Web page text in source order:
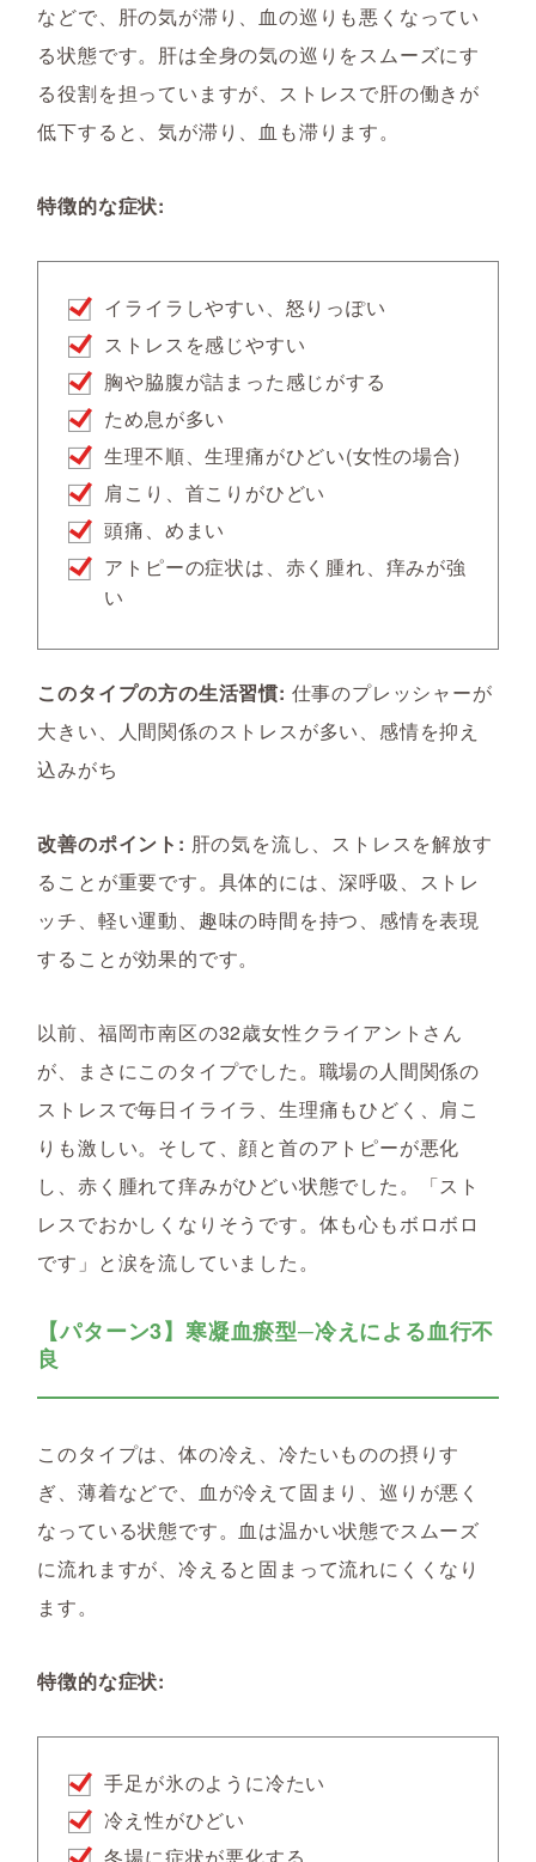
などで、肝の気が滞り、血の巡りも悪くなってい
る状態です。肝は全身の気の巡りをスムーズにす
る役割を担っていますが、ストレスで肝の働きが
低下すると、気が滞り、血も滞ります。
特徴的な症状:
イライラしやすい、怒りっぽい
ストレスを感じやすい
胸や脇腹が詰まった感じがする
ため息が多い
生理不順、生理痛がひどい(女性の場合)
肩こり、首こりがひどい
頭痛、めまい
アトピーの症状は、赤く腫れ、痒みが強
い
このタイプの方の生活習慣: 仕事のプレッシャーが
大きい、人間関係のストレスが多い、感情を抑え
込みがち
改善のポイント: 肝の気を流し、ストレスを解放す
ることが重要です。具体的には、深呼吸、ストレ
ッチ、軽い運動、趣味の時間を持つ、感情を表現
することが効果的です。
以前、福岡市南区の32歳女性クライアントさん
が、まさにこのタイプでした。職場の人間関係の
ストレスで毎日イライラ、生理痛もひどく、肩こ
りも激しい。そして、顔と首のアトピーが悪化
し、赤く腫れて痒みがひどい状態でした。「スト
レスでおかしくなりそうです。体も心もボロボロ
です」と涙を流していました。
【パターン3】寒凝血瘀型─冷えによる血行不
良
このタイプは、体の冷え、冷たいものの摂りす
ぎ、薄着などで、血が冷えて固まり、巡りが悪く
なっている状態です。血は温かい状態でスムーズ
に流れますが、冷えると固まって流れにくくなり
ます。
特徴的な症状:
手足が氷のように冷たい
冷え性がひどい